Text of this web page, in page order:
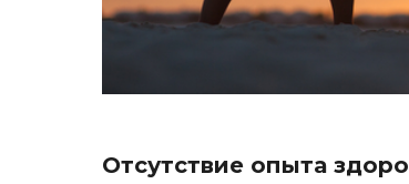
Отсутствие опыта